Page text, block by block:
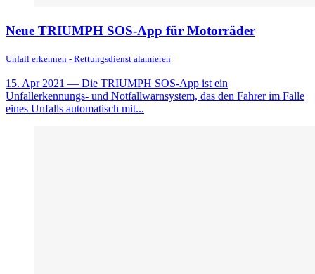
Neue TRIUMPH SOS-App für Motorräder
Unfall erkennen - Rettungsdienst alamieren
15. Apr 2021 — Die TRIUMPH SOS-App ist ein
Unfallerkennungs- und Notfallwarnsystem, das den Fahrer im Falle
eines Unfalls automatisch mit...